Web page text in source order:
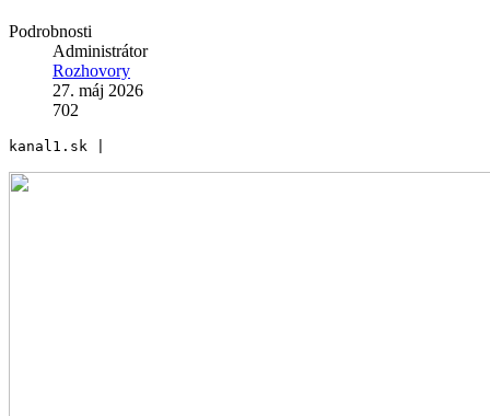
Podrobnosti
Administrátor
Rozhovory
27. máj 2026
702
kanal1.sk |